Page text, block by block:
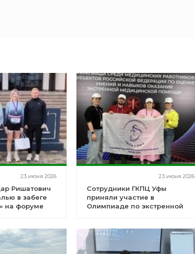
23 июня 2026
Ришатович
в забеге
на форуме
23 июня 2026
Сотрудники ГКПЦ Уфы
приняли участие в
Олимпиаде по экстренной